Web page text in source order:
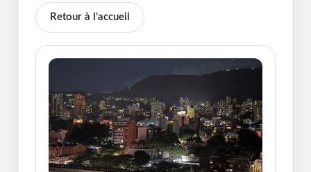
Retour à l'accueil